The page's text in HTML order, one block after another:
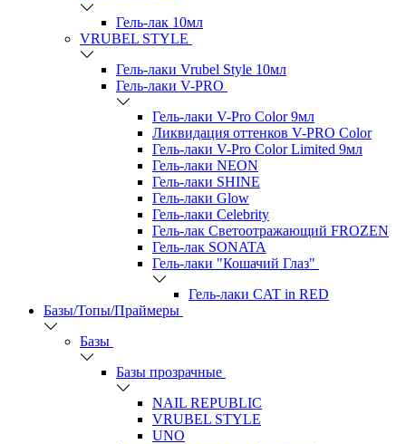
Гель-лак 10мл
VRUBEL STYLE
Гель-лаки Vrubel Style 10мл
Гель-лаки V-PRO
Гель-лаки V-Pro Color 9мл
Ликвидация оттенков V-PRO Color
Гель-лаки V-Pro Color Limited 9мл
Гель-лаки NEON
Гель-лаки SHINE
Гель-лаки Glow
Гель-лаки Celebrity
Гель-лак Светоотражающий FROZEN
Гель-лак SONATA
Гель-лаки "Кошачий Глаз"
Гель-лаки CAT in RED
Базы/Топы/Праймеры
Базы
Базы прозрачные
NAIL REPUBLIC
VRUBEL STYLE
UNO